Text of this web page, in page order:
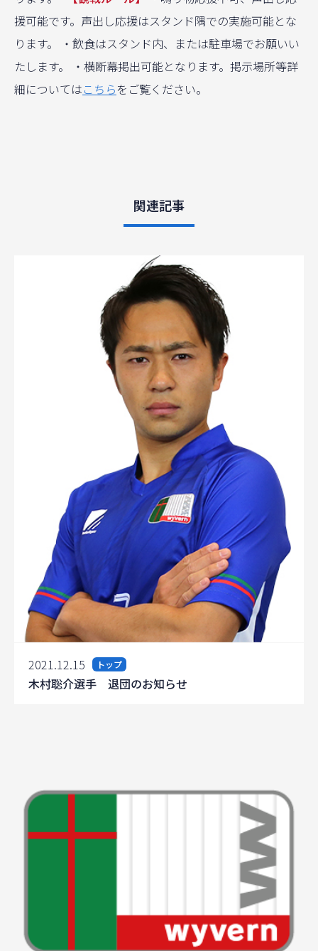
援可能です。声出し応援はスタンド隅での実施可能とな
ります。 ・飲食はスタンド内、または駐車場でお願いい
たします。 ・横断幕掲出可能となります。掲示場所等詳
細についてはこちらをご覧ください。
関連記事
2021.12.15 トップ
木村聡介選手 退団のお知らせ